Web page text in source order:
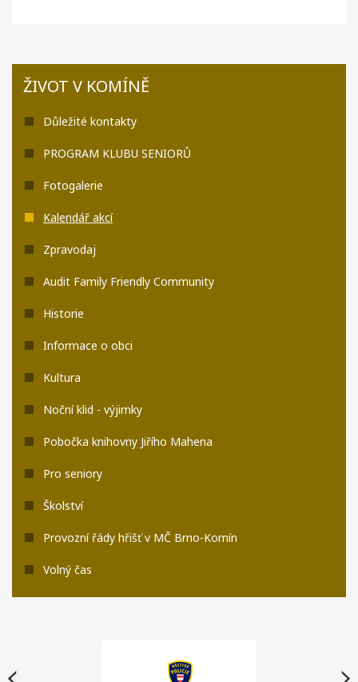
ŽIVOT V KOMÍNĚ
Důležité kontakty
PROGRAM KLUBU SENIORŮ
Fotogalerie
Kalendář akcí
Zpravodaj
Audit Family Friendly Community
Historie
Informace o obci
Kultura
Noční klid - výjimky
Pobočka knihovny Jiřího Mahena
Pro seniory
Školství
Provozní řády hřišť v MČ Brno-Komín
Volný čas